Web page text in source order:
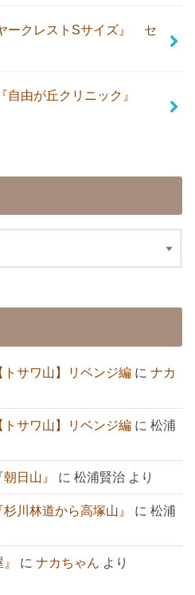
ークレストSサイズ』 セ
由が丘クリニック』
サワ山】リベンジ編 にナカ
サワ山】リベンジ編 に松浦
日山』 に松浦賢治 より
川林道から高塚山』 に松浦
にナカちゃん より